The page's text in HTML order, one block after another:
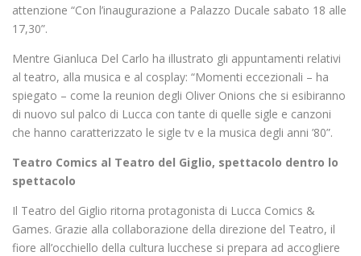
attenzione “Con l’inaugurazione a Palazzo Ducale sabato 18 alle
17,30”.
Mentre Gianluca Del Carlo ha illustrato gli appuntamenti relativi
al teatro, alla musica e al cosplay: “Momenti eccezionali – ha
spiegato – come la reunion degli Oliver Onions che si esibiranno
di nuovo sul palco di Lucca con tante di quelle sigle e canzoni
che hanno caratterizzato le sigle tv e la musica degli anni ’80”.
Teatro Comics al Teatro del Giglio, spettacolo dentro lo
spettacolo
Il Teatro del Giglio ritorna protagonista di Lucca Comics &
Games. Grazie alla collaborazione della direzione del Teatro, il
fiore all’occhiello della cultura lucchese si prepara ad accogliere